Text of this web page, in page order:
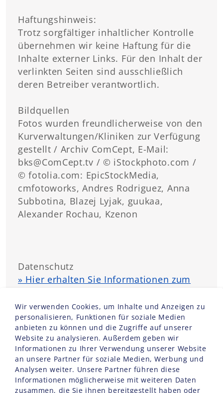
Haftungshinweis:
Trotz sorgfältiger inhaltlicher Kontrolle
übernehmen wir keine Haftung für die
Inhalte externer Links. Für den Inhalt der
verlinkten Seiten sind ausschließlich
deren Betreiber verantwortlich.
Bildquellen
Fotos wurden freundlicherweise von den
Kurverwaltungen/Kliniken zur Verfügung
gestellt / Archiv ComCept, E-Mail:
bks@ComCept.tv / © iStockphoto.com /
© fotolia.com: EpicStockMedia,
cmfotoworks, Andres Rodriguez, Anna
Subbotina, Blazej Lyjak, guukaa,
Alexander Rochau, Kzenon
Datenschutz
» Hier erhalten Sie Informationen zum
» Nutzungsbedingungen für den
Newsletter Gesundheitsservice
Wir verwenden Cookies, um Inhalte und Anzeigen zu
personalisieren, Funktionen für soziale Medien
anbieten zu können und die Zugriffe auf unserer
Website zu analysieren. Außerdem geben wir
Informationen zu Ihrer Verwendung unserer Website
an unsere Partner für soziale Medien, Werbung und
Analysen weiter. Unsere Partner führen diese
Informationen möglicherweise mit weiteren Daten
zusammen, die Sie ihnen bereitgestellt haben oder